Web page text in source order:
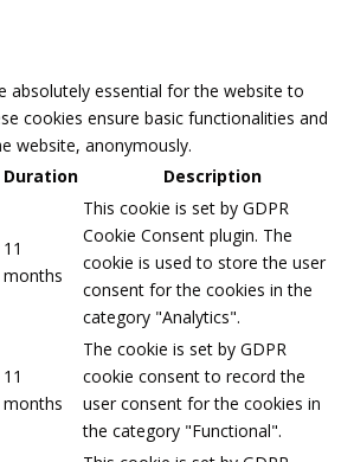
absolutely essential for the website to
cookies ensure basic functionalities and
website, anonymously.
Duration Description
11
months
This cookie is set by GDPR
Cookie Consent plugin. The
cookie is used to store the user
consent for the cookies in the
category "Analytics".
11
months
The cookie is set by GDPR
cookie consent to record the
user consent for the cookies in
the category "Functional".